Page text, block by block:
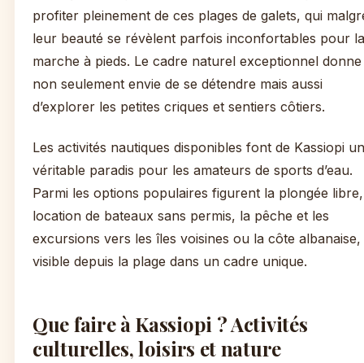
profiter pleinement de ces plages de galets, qui
leur beauté se révèlent parfois inconfortables pour la
marche à pieds. Le cadre naturel exceptionnel donne
non seulement envie de se détendre mais aussi
d’explorer les petites criques et sentiers côtiers.
Les activités nautiques disponibles font de Kassiopi un
véritable paradis pour les amateurs de sports d’eau.
Parmi les options populaires figurent la plongée
location de bateaux sans permis, la pêche et les
excursions vers les îles voisines ou la côte albanaise,
visible depuis la plage dans un cadre unique.
Que faire à Kassiopi ? Activités
culturelles, loisirs et nature